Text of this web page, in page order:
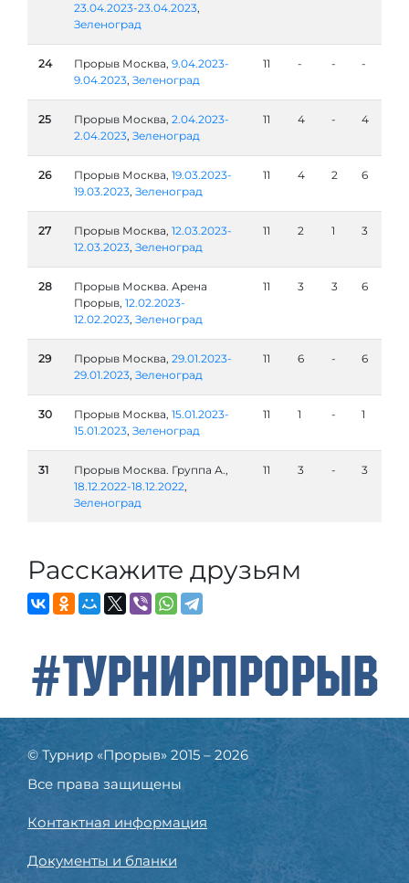
23.04.2023-23.04.2023,
Зеленоград
24 Прорыв Москва, 9.04.2023-
9.04.2023, Зеленоград
11 - - -
25 Прорыв Москва, 2.04.2023-
2.04.2023, Зеленоград
11 4 - 4
26 Прорыв Москва, 19.03.2023-
19.03.2023, Зеленоград
11 4 2 6
27 Прорыв Москва, 12.03.2023-
12.03.2023, Зеленоград
11 2 1 3
28
Прорыв Москва. Арена
Прорыв, 12.02.2023-
12.02.2023, Зеленоград
11 3 3 6
29 Прорыв Москва, 29.01.2023-
29.01.2023, Зеленоград
11 6 - 6
30 Прорыв Москва, 15.01.2023-
15.01.2023, Зеленоград
11 1 - 1
31
Прорыв Москва. Группа А.,
18.12.2022-18.12.2022,
Зеленоград
11 3 - 3
Расскажите друзьям
#ТурнирПрорыв
© Турнир «Прорыв» 2015 – 2026
Все права защищены
Контактная информация
Документы и бланки